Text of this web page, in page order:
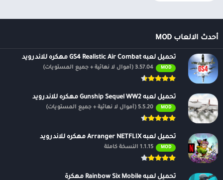
أحدث الالعاب MOD
تحميل لعبه GS4 Realistic Air Combat مهكره للاندرويد
MOD 3.57.04 (أموال لا نهائية + جميع المستويات)
تحميل لعبه Gunship Sequel WW2 مهكره للاندرويد
MOD 5.5.20 (أموال لا نهائية + جميع المستويات)
تحميل لعبه Arranger NETFLIX مهكره للاندرويد
MOD 1.1.15 النسخة كاملة
تحميل لعبه Rainbow Six Mobile مهكرة